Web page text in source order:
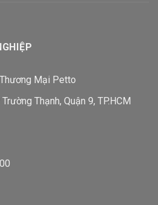
Mại Petto
Thạnh, Quận 9, TP.HCM